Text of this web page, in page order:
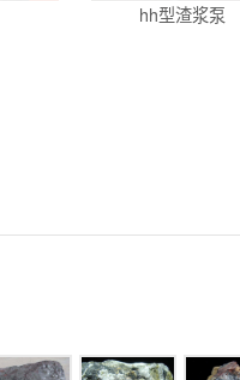
hh型渣浆泵